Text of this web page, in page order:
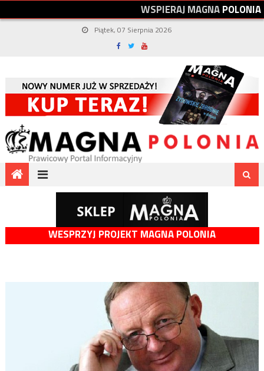
WSPIERAJMAGNAPOLONIA
Piątek, 07 Sierpnia 2026
WESPRZYJ PROJEKT MAGNA POLONIA